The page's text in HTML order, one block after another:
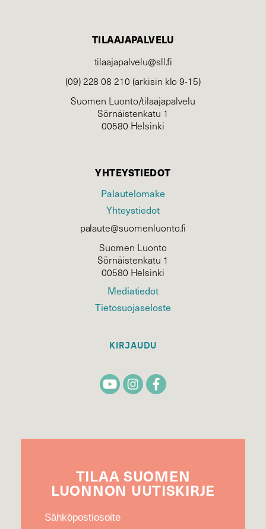
TILAAJAPALVELU
tilaajapalvelu@sll.fi
(09) 228 08 210 (arkisin klo 9-15)
Suomen Luonto/tilaajapalvelu
Sörnäistenkatu 1
00580 Helsinki
YHTEYSTIEDOT
Palautelomake
Yhteystiedot
palaute@suomenluonto.fi
Suomen Luonto
Sörnäistenkatu 1
00580 Helsinki
Mediatiedot
Tietosuojaseloste
KIRJAUDU
TILAA SUOMEN
LUONNON UUTIS­KIRJE
Sähköpostiosoite